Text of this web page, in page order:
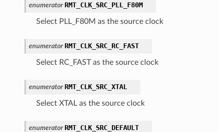
enumerator RMT_CLK_SRC_PLL_F80M
Select PLL_F80M as the source clock
enumerator RMT_CLK_SRC_RC_FAST
Select RC_FAST as the source clock
enumerator RMT_CLK_SRC_XTAL
Select XTAL as the source clock
enumerator RMT_CLK_SRC_DEFAULT